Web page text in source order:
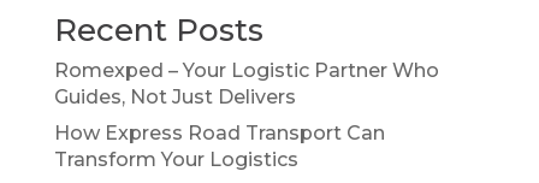
Recent Posts
Romexped – Your Logistic Partner Who
Guides, Not Just Delivers
How Express Road Transport Can
Transform Your Logistics